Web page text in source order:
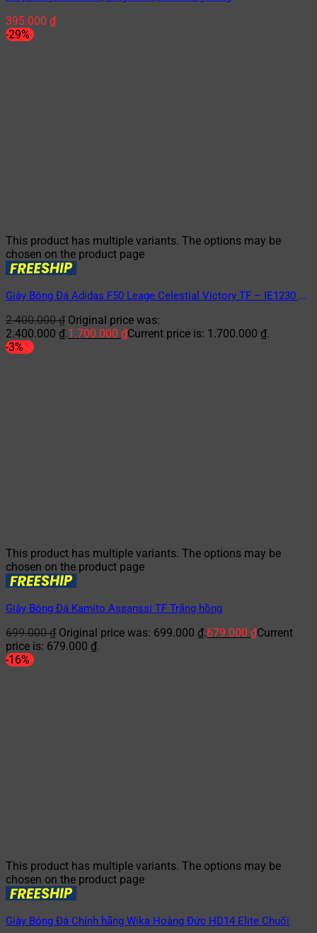
395.000 ₫
-29%
This product has multiple variants. The options may be
chosen on the product page
Giày Bóng Đá Adidas F50 Leage Celestial Victory TF – IE1230 –
2.400.000₫ Original price was:
2.400.000 ₫.1.700.000 ₫Current price is: 1.700.000 ₫.
-3%
This product has multiple variants. The options may be
chosen on the product page
Giày Bóng Đá Kamito Assanssi TF Trắng hồng
699.000₫ Original price was: 699.000 ₫.679.000 ₫Current
price is: 679.000 ₫.
-16%
This product has multiple variants. The options may be
chosen on the product page
Giày Bóng Đá Chính hãng Wika Hoàng Đức HD14 Elite Chuối